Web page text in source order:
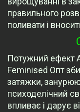
правильного
поливати і
Потужний ефект
Feminised Опт
затяжки,
психоделічний
впливає і дарує